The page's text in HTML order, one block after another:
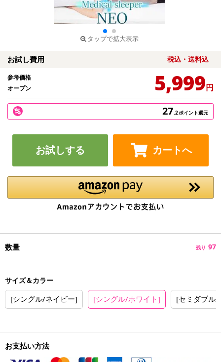
タップで拡大表示
お試し費用 税込・送料込
参考価格
オープン
5,999円
27.2ポイント還元
お試しする カートへ
数量 残り 97
サイズ＆カラー
[シングル/ネイビー] [シングル/ホワイト] [セミダブル/
お支払い方法